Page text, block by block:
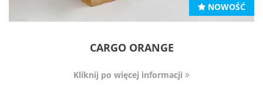
NOWOŚĆ
CARGO ORANGE
Kliknij po więcej informacji